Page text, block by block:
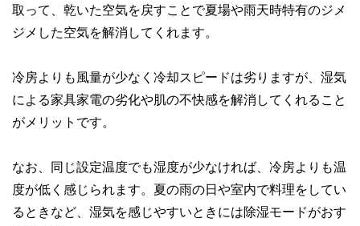
取って、乾いた空気を戻すことで夏場や雨天時特有のジメ
ジメした空気を解消してくれます。
冷房よりも風量が少なく冷却スピードは劣りますが、湿気
による家具家電の劣化や肌の不快感を解消してくれること
がメリットです。
なお、同じ設定温度でも湿度が少なければ、冷房よりも温
度が低く感じられます。夏の雨の日や室内で料理をしてい
るときなど、湿気を感じやすいときには除湿モードがおす